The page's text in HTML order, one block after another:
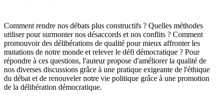
Comment rendre nos débats plus constructifs ? Quelles méthodes
utiliser pour surmonter nos désaccords et nos conflits ? Comment
promouvoir des délibérations de qualité pour mieux affronter les
mutations de notre monde et relever le défi démocratique ? Pour
répondre à ces questions, l'auteur propose d'améliorer la qualité de
nos diverses discussions grâce à une pratique exigeante de l'éthique
du débat et de renouveler notre vie politique grâce à une promotion
de la délibération démocratique.